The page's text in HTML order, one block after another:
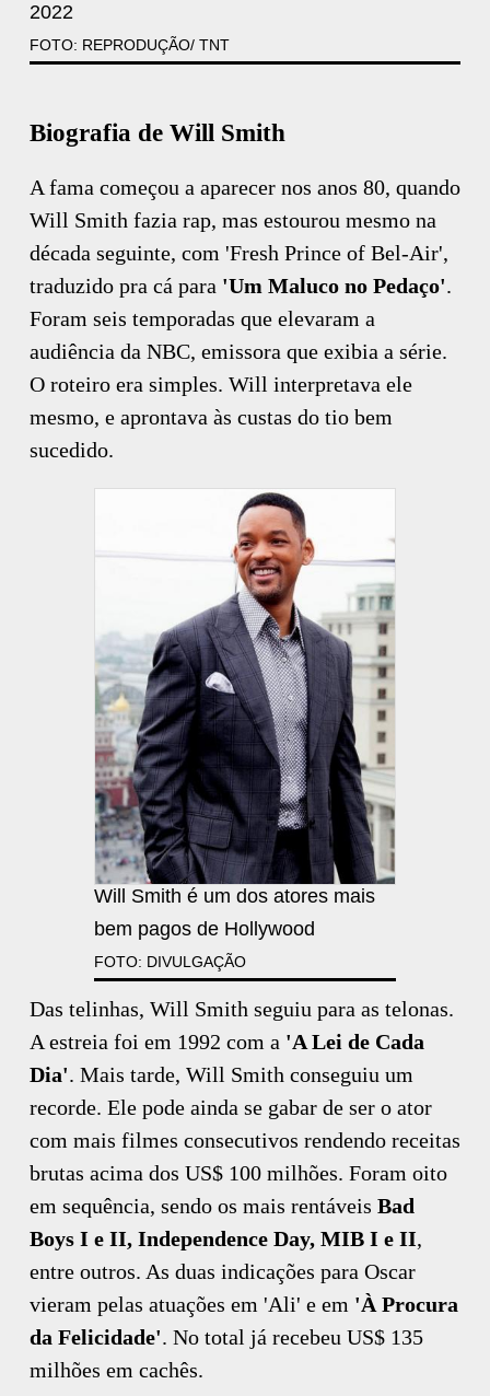
2022
FOTO: REPRODUÇÃO/ TNT
Biografia de Will Smith
A fama começou a aparecer nos anos 80, quando
Will Smith fazia rap, mas estourou mesmo na
década seguinte, com 'Fresh Prince of Bel-Air',
traduzido pra cá para 'Um Maluco no Pedaço'.
Foram seis temporadas que elevaram a
audiência da NBC, emissora que exibia a série.
O roteiro era simples. Will interpretava ele
mesmo, e aprontava às custas do tio bem
sucedido.
Will Smith é um dos atores mais
bem pagos de Hollywood
FOTO: DIVULGAÇÃO
Das telinhas, Will Smith seguiu para as telonas.
A estreia foi em 1992 com a 'A Lei de Cada
Dia'. Mais tarde, Will Smith conseguiu um
recorde. Ele pode ainda se gabar de ser o ator
com mais filmes consecutivos rendendo receitas
brutas acima dos US$ 100 milhões. Foram oito
em sequência, sendo os mais rentáveis Bad
Boys I e II, Independence Day, MIB I e II,
entre outros. As duas indicações para Oscar
vieram pelas atuações em 'Ali' e em 'À Procura
da Felicidade'. No total já recebeu US$ 135
milhões em cachês.